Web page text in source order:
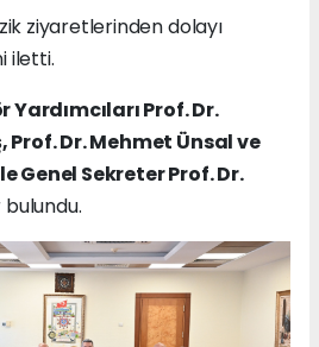
ziyaretlerinden dolayı
iletti.
Yardımcıları Prof. Dr.
Dr. Mehmet Ünsal ve
Genel Sekreter Prof. Dr.